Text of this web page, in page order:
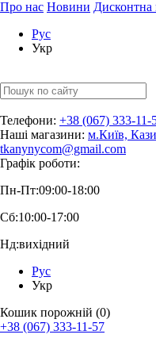
Про нас Новини Дисконтна
Рус
Укр
Телефони: +38 (067) 333-11-
Наші магазини: м.Київ,
tkanynycom@gmail.com
Графік роботи:
Пн-Пт:09:00-18:00
Сб:10:00-17:00
Нд:вихідний
Рус
Укр
Кошик порожній (0)
+38 (067) 333-11-57